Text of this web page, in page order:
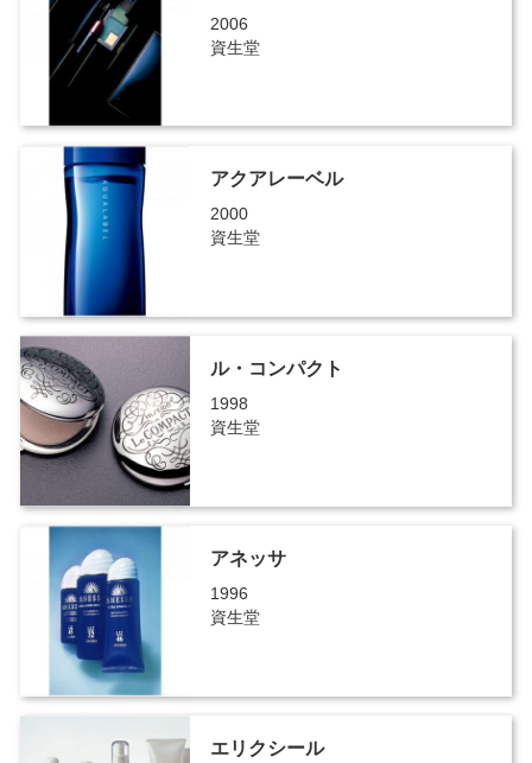
2006
資生堂
アクアレーベル
2000
資生堂
ル・コンパクト
1998
資生堂
アネッサ
1996
資生堂
エリクシール